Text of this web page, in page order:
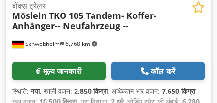
Schwebheim 6,768 km
बॉक्स ट्रेलर
Möslein TKO 105 Tandem- Koffer-
Anhänger-- Neufahrzeug --
मूल्य जानकारी कॉल करें
स्थिति:नया, खाली वजन: 2,850 किग्रा, अधिकतम भार वजन: 7,650 किग्रा,